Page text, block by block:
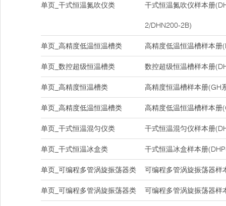
单页_干式恒温氮吹仪类 干式恒温氮吹仪样本册
2/DHN200-2B)
单页_高精度低温恒温槽类 高精度低温恒温槽样本册
单页_数控超级恒温槽类 数控超级恒温槽样本册
单页_高精度恒温槽类 高精度恒温槽样本册(GH
单页_高精度低温恒温槽类 高精度低温恒温槽样本册
单页_干式恒温混匀仪类 干式恒温混匀仪样本册
单页_干式恒温冰盒类 干式恒温冰盒样本册
单页_可编程多管涡旋振荡器类 可编程多管涡旋振荡器样
单页_可编程多管涡旋振荡器类 可编程多管涡旋振荡器样